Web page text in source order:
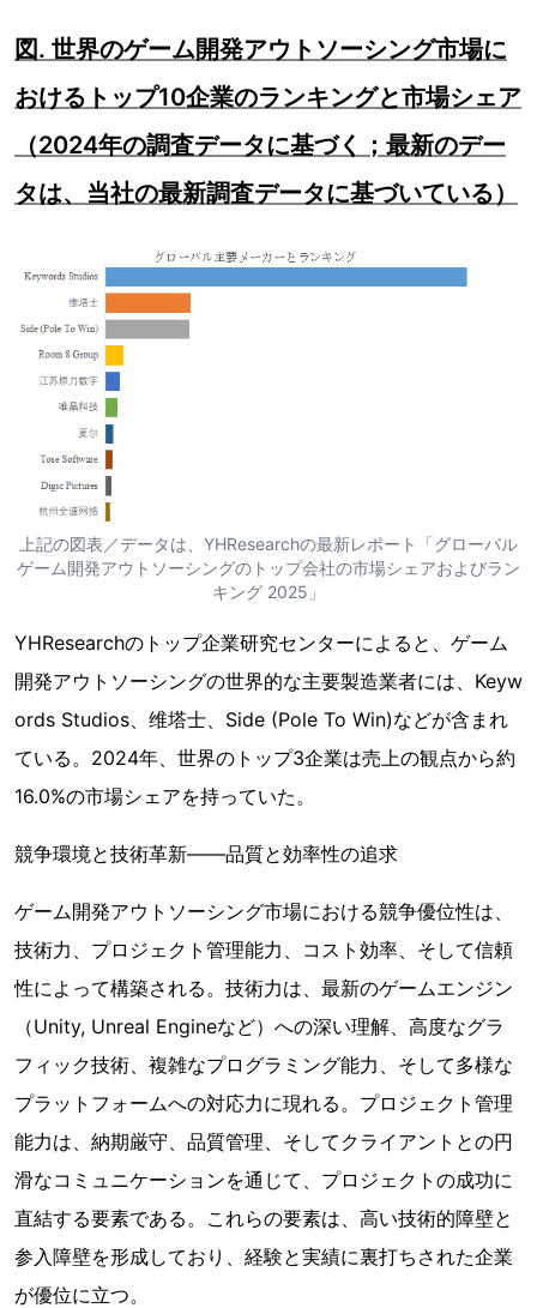
図. 世界のゲーム開発アウトソーシング市場に
おけるトップ10企業のランキングと市場シェア
（2024年の調査データに基づく；最新のデー
タは、当社の最新調査データに基づいている）
上記の図表／データは、YHResearchの最新レポート「グローバル
ゲーム開発アウトソーシングのトップ会社の市場シェアおよびラン
キング 2025」
YHResearchのトップ企業研究センターによると、ゲーム
開発アウトソーシングの世界的な主要製造業者には、Keyw
ords Studios、维塔士、Side (Pole To Win)などが含まれ
ている。2024年、世界のトップ3企業は売上の観点から約
16.0%の市場シェアを持っていた。
競争環境と技術革新——品質と効率性の追求
ゲーム開発アウトソーシング市場における競争優位性は、
技術力、プロジェクト管理能力、コスト効率、そして信頼
性によって構築される。技術力は、最新のゲームエンジン
（Unity, Unreal Engineなど）への深い理解、高度なグラ
フィック技術、複雑なプログラミング能力、そして多様な
プラットフォームへの対応力に現れる。プロジェクト管理
能力は、納期厳守、品質管理、そしてクライアントとの円
滑なコミュニケーションを通じて、プロジェクトの成功に
直結する要素である。これらの要素は、高い技術的障壁と
参入障壁を形成しており、経験と実績に裏打ちされた企業
が優位に立つ。